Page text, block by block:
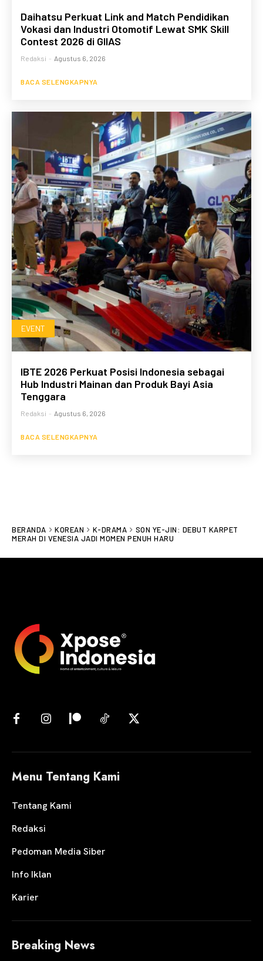
Daihatsu Perkuat Link and Match Pendidikan
Vokasi dan Industri Otomotif Lewat SMK Skill
Contest 2026 di GIIAS
Redaksi - Agustus 6, 2026
BACA SELENGKAPNYA
EVENT
IBTE 2026 Perkuat Posisi Indonesia sebagai
Hub Industri Mainan dan Produk Bayi Asia
Tenggara
Redaksi - Agustus 6, 2026
BACA SELENGKAPNYA
BERANDA KOREAN K-DRAMA
SON YE-JIN: DEBUT KARPET
MERAH DI VENESIA JADI MOMEN PENUH HARU
Menu Tentang Kami
Tentang Kami
Redaksi
Pedoman Media Siber
Info Iklan
Karier
Breaking News